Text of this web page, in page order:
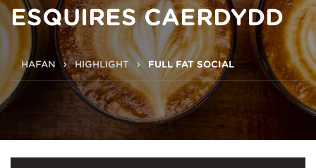
ESQUIRES CAERDYDD
HAFAN HIGHLIGHT FULL FAT SOCIAL